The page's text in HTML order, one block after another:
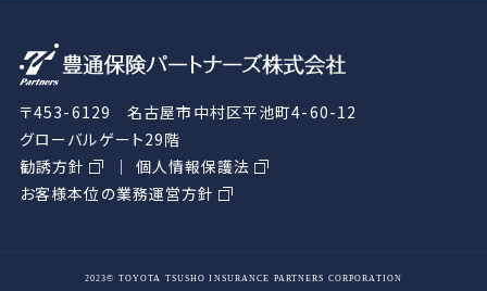
〒453-6129 名古屋市中村区平池町4-60-12
グローバルゲート29階
勧誘方針
個人情報保護法
お客様本位の業務運営方針
2023© TOYOTA TSUSHO INSURANCE PARTNERS CORPORATION